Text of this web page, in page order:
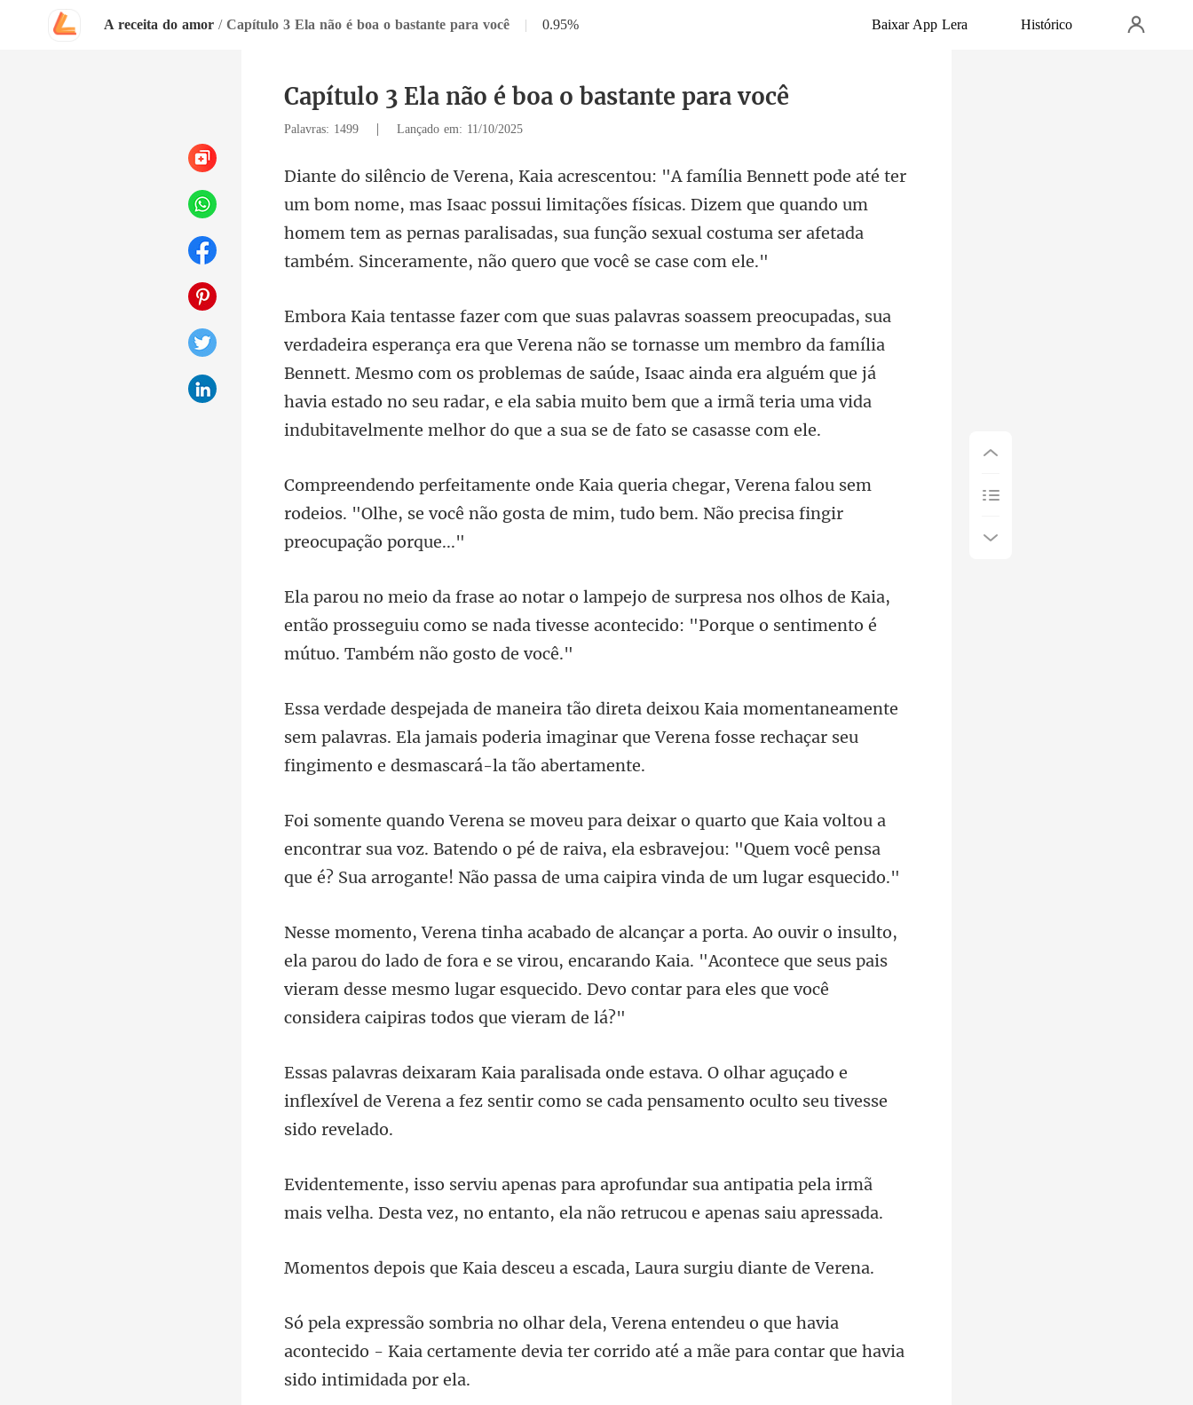
A receita do amor / Capítulo 3 Ela não é boa o bastante para você | 0.95% Baixar App Lera Histórico
Capítulo 3 Ela não é boa o bastante para você
Palavras: 1499 | Lançado em: 11/10/2025
mas Isaac possui limitações físicas. Dizem que quando um
homem tem as pernas paralisadas, sua
nasse um membro da família
Bennett. Mesmo com os problemas de saúde, Isaac ainda era alguém que já
havia estado no seu r
erena falou sem
rodeios. "Olhe, se você não gosta de m
olhos de Kaia,
então prosseguiu como se nada tivesse acontec
aneamente
sem palavras. Ela jamais poderia imaginar que Verena
ncontrar sua voz. Batendo o pé de raiva, ela esbravejou: "Quem você pensa
q
o lado de fora e se virou, encarando Kaia. "Acontece que seus pais
vieram desse mesmo lu
olhar aguçado e
inflexível de Verena a fez sentir com
sua antipatia pela irmã
mais velha. Desta vez, no
desceu a escada, Laura
o que havia
acontecido - Kaia certamente devia ter corrid